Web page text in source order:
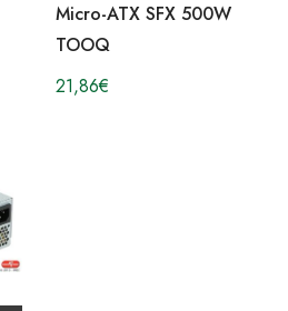
Micro-ATX SFX 500W
TOOQ
21,86€